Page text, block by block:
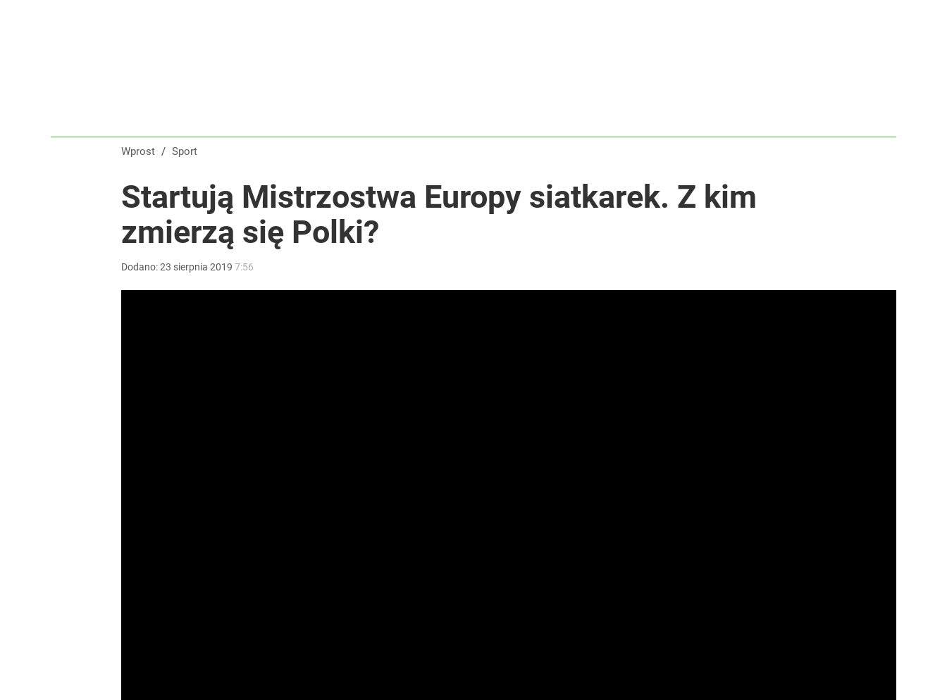
Wprost / Sport
Startują Mistrzostwa Europy siatkarek. Z kim
zmierzą się Polki?
Dodano:23 sierpnia 2019 7:56